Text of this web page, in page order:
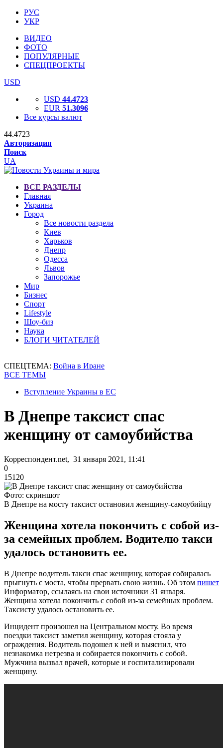
РУС
УКР
ВИДЕО
ФОТО
ПОПУЛЯРНЫЕ
СПЕЦПРОЕКТЫ
USD
USD 44.4723
EUR 51.3096
Все курсы валют
44.4723
Авторизация
Поиск
UA
ВСЕ РАЗДЕЛЫ
Главная
Украина
Город
Все новости раздела
Киев
Харьков
Днепр
Одесса
Львов
Запорожье
Мир
Бизнес
Спорт
Lifestyle
Шоу-биз
Наука
БЛОГИ ЧИТАТЕЛЕЙ
СПЕЦТЕМА: Война в Иране
ВСЕ ТЕМЫ
Вступление Украины в ЕС
В Днепре таксист спас
женщину от самоубийства
Корреспондент.net, 31 января 2021, 11:41
0
15120
Фото: скриншот
В Днепре на мосту таксист остановил женщину-самоубийцу
Женщина хотела покончить с собой из-
за семейных проблем. Водителю такси
удалось остановить ее.
В Днепре водитель такси спас женщину, которая собиралась
прыгнуть с моста, чтобы прервать свою жизнь. Об этом пишет
Информатор, ссылаясь на свои источники 31 января.
Женщина хотела покончить с собой из-за семейных проблем.
Таксисту удалось остановить ее.
Инцидент произошел на Центральном мосту. Во время
поездки таксист заметил женщину, которая стояла у
ограждения. Водитель подошел к ней и выяснил, что
незнакомка нетрезва и собирается покончить с собой.
Мужчина вызвал врачей, которые и госпитализировали
женщину.